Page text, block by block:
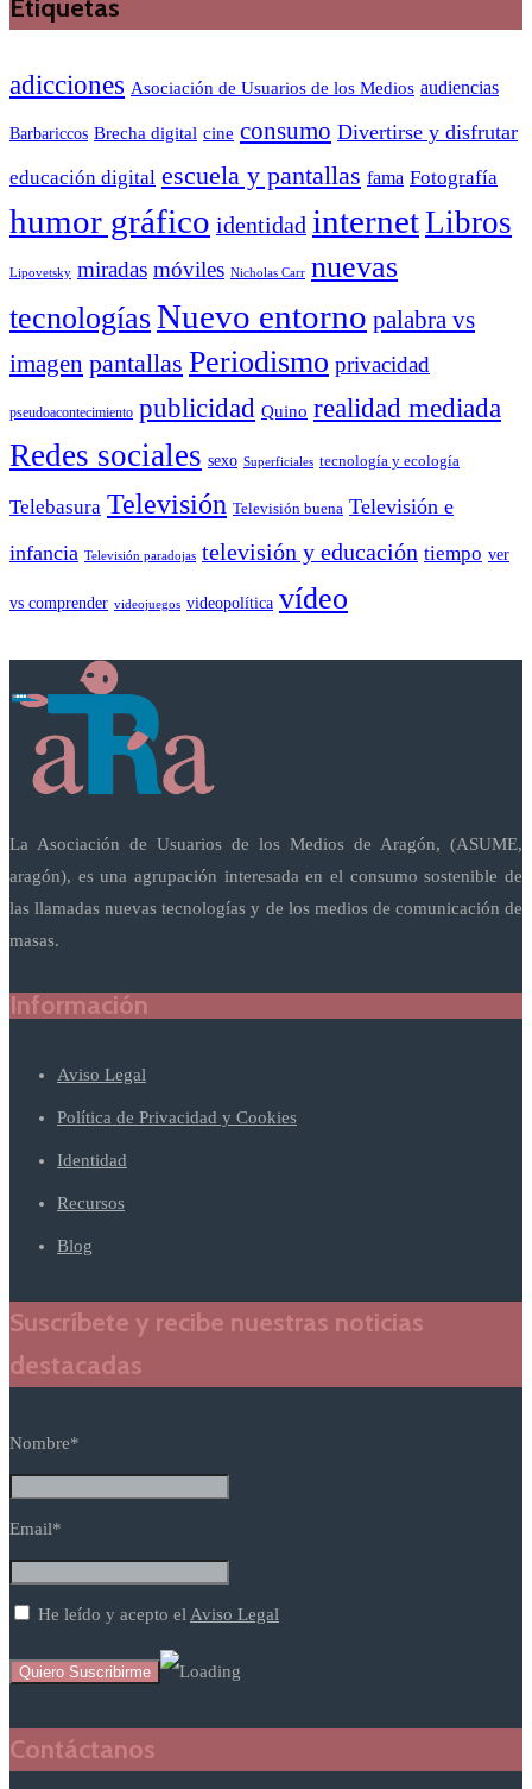
Etiquetas
adicciones Asociación de Usuarios de los Medios audiencias
Barbariccos Brecha digital cine consumo Divertirse y disfrutar
educación digital escuela y pantallas fama Fotografía
humor gráfico identidad internetLibros
Lipovetsky miradas móviles Nicholas Carr nuevas
tecnologíasNuevo entorno palabra vs
imagen pantallas Periodismo privacidad
pseudoacontecimiento publicidad Quino realidad mediada
Redes sociales sexo Superficiales tecnología y ecología
Telebasura Televisión Televisión buena Televisión e
infancia Televisión paradojas televisión y educación tiempo ver
vs comprender videojuegos videopolítica vídeo
La Asociación de Usuarios de los Medios de Aragón, (ASUME,
aragón), es una agrupación interesada en el consumo sostenible de
las llamadas nuevas tecnologías y de los medios de comunicación de
masas.
Información
Aviso Legal
Política de Privacidad y Cookies
Identidad
Recursos
Blog
Suscríbete y recibe nuestras noticias
destacadas
Nombre*
Email*
He leído y acepto elAviso Legal
Contáctanos